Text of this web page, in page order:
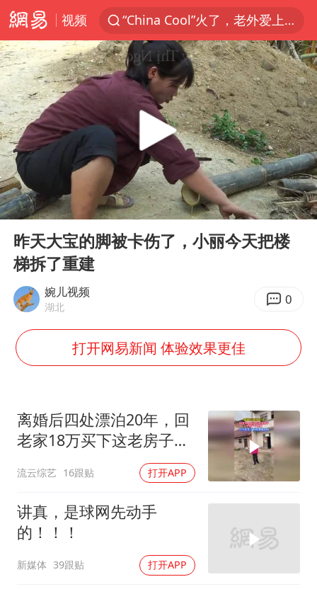
视频
“China Cool”火了，老外爱上中国避暑游
台风白海豚闭眼浙江上海处于危险半圆
四川宜宾市珙县发生3.4级地震
香港宏福苑火灾或由烟头引起
网约车司机充电时猝死保险拒赔
中国父女泰国骑摩托车坠崖1死1伤
周末打虎 宋致远被查
白海豚将正面袭击贯穿浙江
浙江台州《告全体市民书》
男孩参加珠心算比赛气定神闲
牛群和施拉普纳33年后重逢
上半年国内居民出游人次34.63亿
“南湖号”盾构机下线
店主称换“青海拉面”招牌后生意更好
习近平心系体育强国建设
Play
00:00 03:03
昨天大宝的脚被卡伤了，小丽今天把楼
梯拆了重建
婉儿视频
湖北 0
打开网易新闻 体验效果更佳
离婚后四处漂泊20年，回
老家18万买下这老房子，
流云综艺 16跟贴 打开APP
讲真，是球网先动手
的！！！
新媒体 39跟贴 打开APP